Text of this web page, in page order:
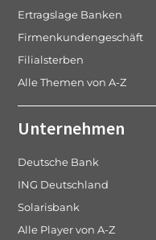
Ertragslage Banken
Firmenkundengeschäft
Filialsterben
Alle Themen von A-Z
Unternehmen
Deutsche Bank
ING Deutschland
Solarisbank
Alle Player von A-Z